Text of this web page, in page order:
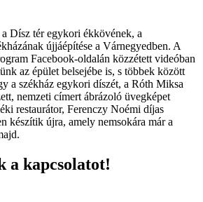
Dísz tér egykori ékkövének, a
újjáépítése a Várnegyedben. A
Facebook-oldalán közzétett videóban
az épület belsejébe is, s többek között
a székház egykori díszét, a Róth Miksa
nemzeti címert ábrázoló üvegképet
restaurátor, Ferenczy Noémi díjas
készítik újra, amely nemsokára már a
a kapcsolatot!